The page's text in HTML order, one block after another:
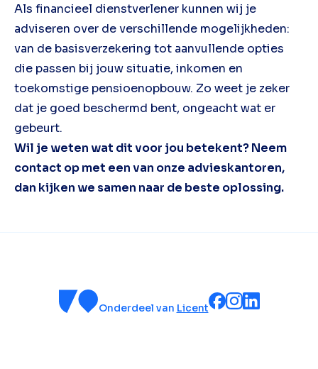
Als financieel dienstverlener kunnen wij je
adviseren over de verschillende mogelijkheden:
van de basisverzekering tot aanvullende opties
die passen bij jouw situatie, inkomen en
toekomstige pensioenopbouw. Zo weet je zeker
dat je goed beschermd bent, ongeacht wat er
gebeurt.
Wil je weten wat dit voor jou betekent? Neem
contact op met een van onze advieskantoren,
dan kijken we samen naar de beste oplossing.
Onderdeel van Licent